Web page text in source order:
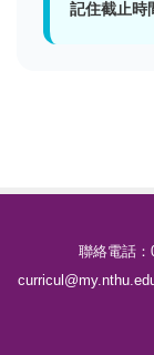
記住截止時
聯絡電話